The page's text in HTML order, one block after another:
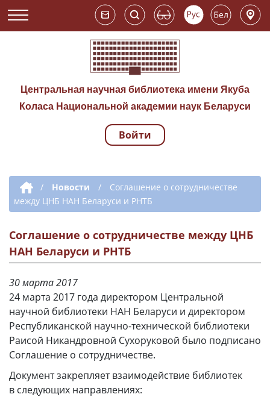
Центральная научная библиотека имени Якуба
Коласа Национальной академии наук Беларуси
Навигация по
Войти
Дополнительная навигация
/ Новости /
Соглашение о сотрудничестве
между ЦНБ НАН Беларуси и РНТБ
Соглашение о сотрудничестве между ЦНБ
НАН Беларуси и РНТБ
30 марта 2017
24 марта 2017 года директором Центральной
научной библиотеки НАН Беларуси и директором
Республиканской научно-технической библиотеки
Раисой Никандровной Сухоруковой было подписано
Соглашение о сотрудничестве.
Документ закрепляет взаимодействие библиотек
в следующих направлениях: